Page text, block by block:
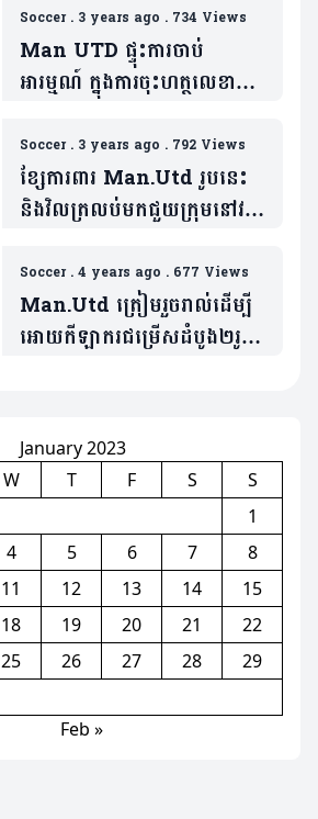
Juventus រូបនេះ…
Soccer. 3 years ago . 734 Views
Man UTD ផ្ទុះការចាប់
អារម្មណ៍ ក្នុងការចុះហត្ថលេខាលើ
រដោះដូរកីឡាករនារដូវក្តៅនេះ
Soccer. 3 years ago . 792 Views
ខ្សែការពារ Man.Utd រូបនេះ
និងវិលត្រលប់មកជួយក្រុមនៅវគ្គ
Soccer.4 years ago . 677 Views
Man.Utd ត្រៀមរួចរាល់ដើម្បី
អោយកីឡាករជម្រើសដំបូង២រូប
January 2023
W T F S
S
1
4 5 6 7
8
11 12 13 14
15
18 19 20 21
22
25 26 27 28
29
Feb »